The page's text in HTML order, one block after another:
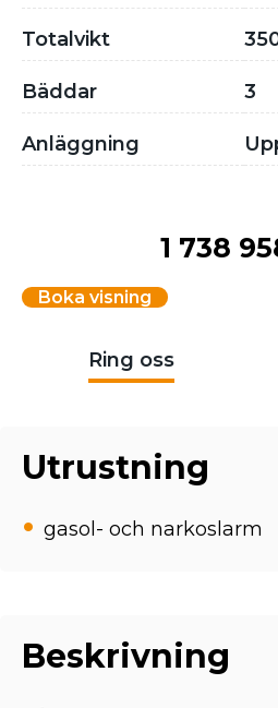
Totalvikt
Bäddar 3
Anläggning
1 738
Boka visning
Ring oss
Utrustning
gasol- och narkoslarm
Beskrivning